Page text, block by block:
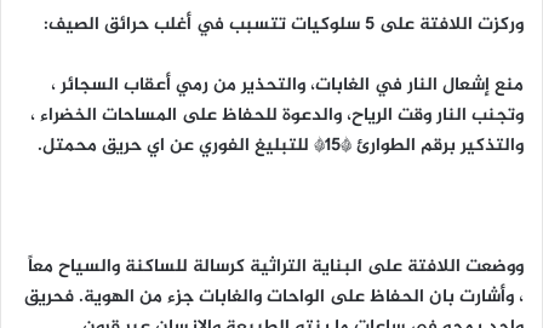
وركزت اللافتة على 5 سلوكيات تتسبب في أغلب حرائق الصيف:
منع إشعال النار في الغابات، والتحذير من رمي أعقاب السجائر ،
وتجنب النار وقت الرياح، والدعوة للحفاظ على المساحات الخضراء ،
والتذكير برقم الطوارئ *15* للتبليغ الفوري عن اي حريق محمتل.
ووضعت اللافتة على البناية التراثية كرسالة للساكنة والسياح معاً
، وأشارت بان الحفاظ على الواحات والغابات جزء من الهوية. فحريق